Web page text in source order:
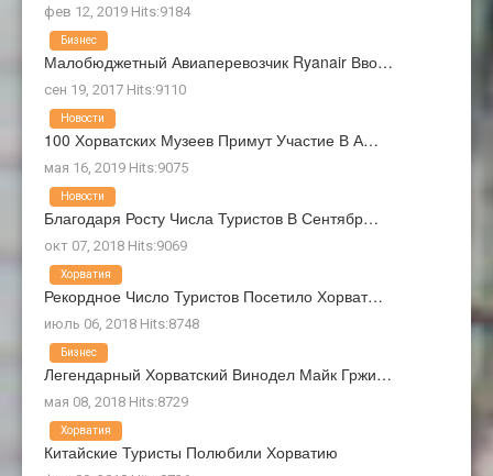
фев 12, 2019 Hits:9184
Малобюджетный Авиаперевозчик Ryanair Вво…
сен 19, 2017 Hits:9110
Бизнес
100 Хорватских Музеев Примут Участие В А…
мая 16, 2019 Hits:9075
Новости
Благодаря Росту Числа Туристов В Сентябр…
окт 07, 2018 Hits:9069
Новости
Рекордное Число Туристов Посетило Хорват…
июль 06, 2018 Hits:8748
Хорватия
Легендарный Хорватский Винодел Майк Гржи…
мая 08, 2018 Hits:8729
Бизнес
Китайские Туристы Полюбили Хорватию
Хорватия